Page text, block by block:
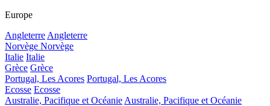
Europe
Angleterre Angleterre
Norvège Norvège
Italie Italie
Grèce Grèce
Portugal, Les Acores Portugal, Les Acores
Ecosse Ecosse
Australie, Pacifique et Océanie Australie, Pacifique et Océanie